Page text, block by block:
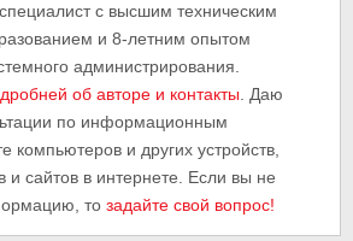
с высшим техническим
и 8-летним опытом
администрирования.
об авторе и контакты . Даю
по информационным
компьютеров и других устройств,
и сайтов в интернете. Если вы не
тозадайте свой вопрос!